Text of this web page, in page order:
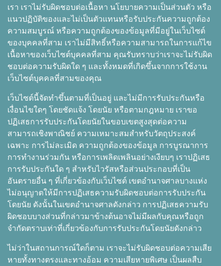
เรา เราไม่รับผิดชอบต่อเนื้อหา นโยบายความเป็นส่วนตัว หรือ
แนวปฏิบัติของและไม่เป็นตัวแทนหรือรับประกันความถูกต้อง
ความสมบูรณ์ หรือความถูกต้องของข้อมูลที่มีอยู่ในเว็บไซต์
ของบุคคลที่สาม เราไม่มีสิทธิ์หรือความสามารถในการแก้ไข
เนื้อหาของเว็บไซต์บุคคลที่สาม คุณรับทราบว่าเราจะไม่รับผิด
ชอบต่อความรับผิดใด ๆ และทั้งหมดที่เกิดขึ้นจากการใช้งาน
เว็บไซต์บุคคลที่สามของคุณ
เว็บไซต์นี้จัดทำขึ้นตามที่เป็นอยู่ และไม่มีการรับประกันหรือ
เงื่อนไขใดๆ โดยชัดแจ้ง โดยนัย หรือตามกฎหมาย เราขอ
ปฏิเสธการรับประกันโดยนัยในขอบเขตสูงสุดต่อความ
สามารถเชิงพาณิชย์ ความเหมาะสมสำหรับวัตถุประสงค์
เฉพาะ การไม่ละเมิด ความถูกต้องของข้อมูล การบูรณาการ
การทำงานร่วมกัน หรือการเพลิดเพลินอย่างเงียบๆ เราปฏิเสธ
การรับประกันใด ๆ สำหรับไวรัสหรือส่วนประกอบที่เป็น
อันตรายอื่น ๆ ที่เกี่ยวข้องกับเว็บไซต์ เขตอำนาจศาลบางแห่ง
ไม่อนุญาตให้มีการปฏิเสธความรับผิดชอบต่อการรับประกัน
โดยนัย ดังนั้นในเขตอำนาจศาลดังกล่าว การปฏิเสธความรับ
ผิดชอบบางส่วนที่กล่าวมาข้างต้นอาจไม่มีผลกับคุณหรือถูก
จำกัดตราบเท่าที่เกี่ยวข้องกับการรับประกันโดยนัยดังกล่าว
ไม่ว่าในสถานการณ์ใดก็ตาม เราจะไม่รับผิดชอบต่อความเสีย
หายทั้งทางตรงและทางอ้อม ความเสียหายพิเศษ เป็นผลสืบ